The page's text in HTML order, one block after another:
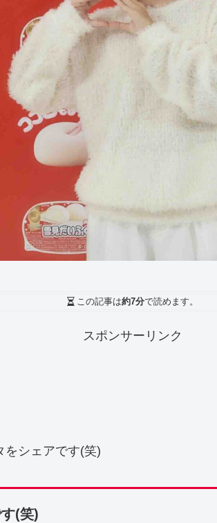
この記事は約7分で読めます。
スポンサーリンク
をシェアです(笑)
(笑)